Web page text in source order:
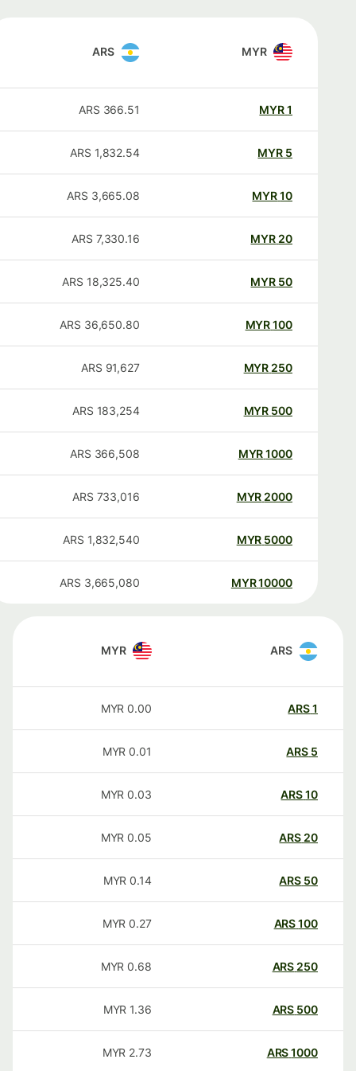
MYR
ARS
MYR
366.51
ARS
MYR
1,832.54
ARS
MYR
3,665.08
ARS
20
MYR
7,330.16
ARS
50
MYR
18,325.40
ARS
100
MYR
36,650.80
ARS
250
MYR
91,627
ARS
500
MYR
183,254
ARS
1000
MYR
366,508
ARS
2000
MYR
733,016
ARS
5000
MYR
1,832,540
ARS
10000
MYR
3,665,080
ARS
ARS
MYR
ARS
0.00
MYR
ARS
0.01
MYR
ARS
0.03
MYR
20
ARS
0.05
MYR
50
ARS
0.14
MYR
100
ARS
0.27
MYR
250
ARS
0.68
MYR
500
ARS
1.36
MYR
1000
ARS
2.73
MYR